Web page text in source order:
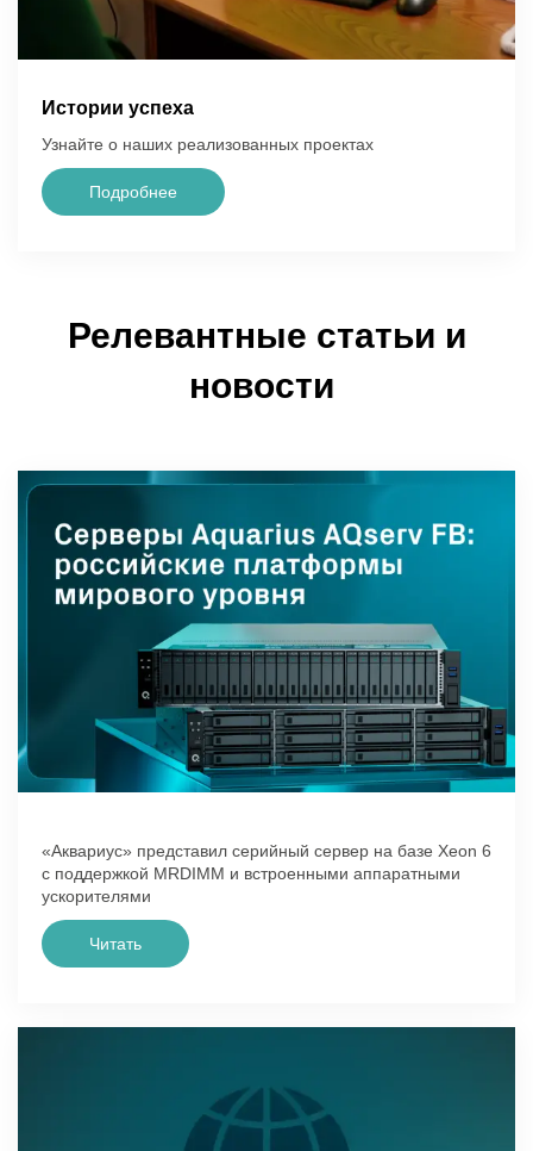
Истории успеха
Узнайте о наших реализованных проектах
Подробнее
Релевантные статьи и
новости
«Аквариус» представил серийный сервер на базе Xeon 6
с поддержкой MRDIMM и встроенными аппаратными
ускорителями
Читать